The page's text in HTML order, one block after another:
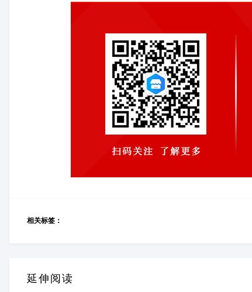
相关标签：
延伸阅读